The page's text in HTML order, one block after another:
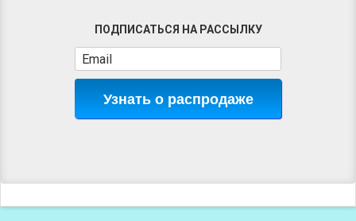
ПОДПИСАТЬСЯ НА РАССЫЛКУ
Узнать о распродаже